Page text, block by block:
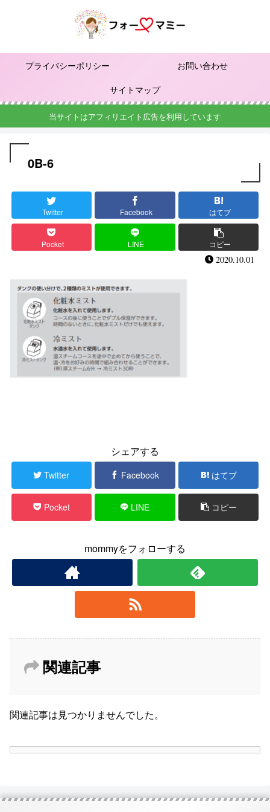
プライバシーポリシー
お問い合わせ
サイトマップ
当サイトはアフィリエイト広告を利用しています
0B-6
Twitter Facebook はてブ
Pocket LINE コピー
2020.10.01
シェアする
Twitter Facebook はてブ
Pocket LINE コピー
mommyをフォローする
関連記事
関連記事は見つかりませんでした。